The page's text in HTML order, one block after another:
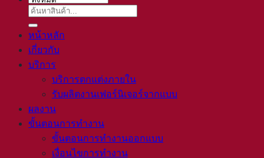
ค้นหา:
หน้าหลัก
เกี่ยวกับ
บริการ
บริการตกแต่งภายใน
รับผลิตงานเฟอร์นิเจอร์จากแบบ
ผลงาน
ขั้นตอนการทำงาน
ขั้นตอนการทำงานออกแบบ
เงื่อนไขการทำงาน